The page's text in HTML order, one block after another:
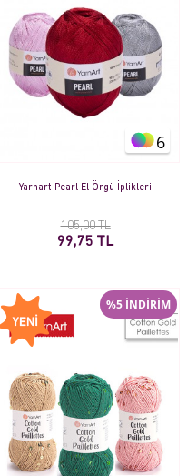
6
Yarnart Pearl El Örgü İplikleri
105,00 TL
99,75 TL
%5 İNDİRİM